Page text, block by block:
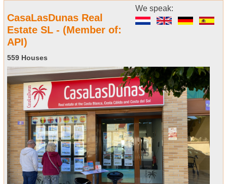
We speak:
CasaLasDunas Real
Estate SL - (Member of:
API)
559 Houses